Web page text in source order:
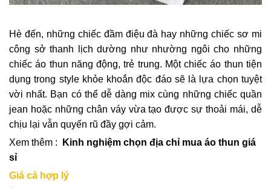
Hè đến, những chiếc đầm điệu đà hay những chiếc sơ mi
công sở thanh lịch dường như nhường ngôi cho những
chiếc áo thun năng động, trẻ trung. Một chiếc áo thun tiện
dụng trong style khỏe khoắn độc đáo sẽ là lựa chọn tuyệt
vời nhất. Bạn có thể dễ dàng mix cùng những chiếc quần
jean hoặc những chân váy vừa tạo được sự thoải mái, dễ
chịu lại vẫn quyến rũ đầy gợi cảm.
Xem thêm :
Kinh nghiệm chọn địa chỉ mua áo thun giá
sỉ
Giá cả hợp lý